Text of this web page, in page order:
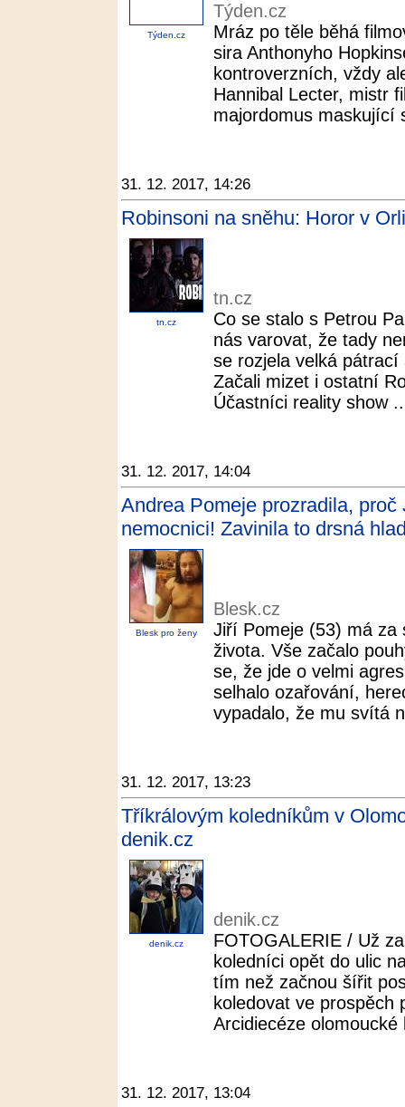
Týden.cz
Týden.cz
Mráz po těle běhá
sira Anthonyho
kontroverzních, vždy
Hannibal Lecter, mistr
majordomus maskující
31. 12. 2017, 14:26
Robinsoni na sněhu: Horor v
tn.cz
tn.cz
Co se stalo s Petrou
nás varovat, že tady
se rozjela velká
Začali mizet i ostatní
Účastníci reality show
31. 12. 2017, 14:04
Andrea Pomeje prozradila,
nemocnici! Zavinila to drsná
Blesk pro ženy
Blesk.cz
Jiří Pomeje (53) má za
života. Vše začalo
se, že jde o velmi
selhalo ozařování,
vypadalo, že mu svítá
31. 12. 2017, 13:23
Tříkrálovým koledníkům v
denik.cz
denik.cz
denik.cz
FOTOGALERIE / Už
koledníci opět do ulic
tím než začnou šířit
koledovat ve prospěch
Arcidiecéze olomoucké
31. 12. 2017, 13:04